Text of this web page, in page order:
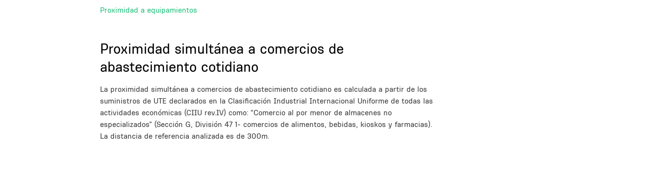
Proximidad a equipamientos
Proximidad simultánea a comercios de
abastecimiento cotidiano
Description
La proximidad simultánea a comercios de abastecimiento cotidiano es calculada a partir de los
suministros de UTE declarados en la Clasificación Industrial Internacional Uniforme de todas las
actividades económicas (CIIU rev.IV) como: “Comercio al por menor de almacenes no
especializados” (Sección G, División 47 1- comercios de alimentos, bebidas, kioskos y farmacias).
La distancia de referencia analizada es de 300m.